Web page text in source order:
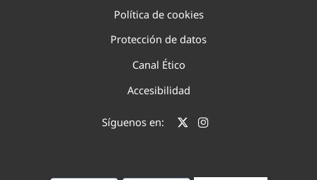
Política de cookies
Protección de datos
Canal Ético
Accesibilidad
Síguenos en: